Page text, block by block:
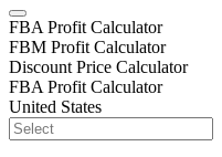
FBA Profit Calculator
FBM Profit Calculator
Discount Price Calculator
FBA Profit Calculator
United States